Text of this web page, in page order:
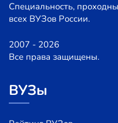
Специальность,
всех ВУЗов России.
2007 - 2026
Все права защищены.
ВУЗы